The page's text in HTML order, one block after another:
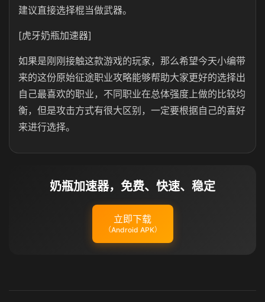
建议直接选择棍当做武器。
[虎牙奶瓶加速器]
如果是刚刚接触这款游戏的玩家，那么希望今天小编带
来的这份原始征途职业攻略能够帮助大家更好的选择出
自己最喜欢的职业，不同职业在总体强度上做的比较均
衡，但是攻击方式有很大区别，一定要根据自己的喜好
来进行选择。
奶瓶加速器，免费、快速、稳定
立即下载
（Android APK）